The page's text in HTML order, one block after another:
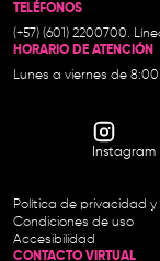
TELÉFONOS
(+57) (601) 2200700.
HORARIO DE ATENCIÓN
Lunes a viernes de
Instagram
Política de privacidad
Condiciones de uso
Accesibilidad
CONTACTO VIRTUAL